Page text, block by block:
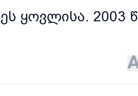
ყოვლისა. 2003